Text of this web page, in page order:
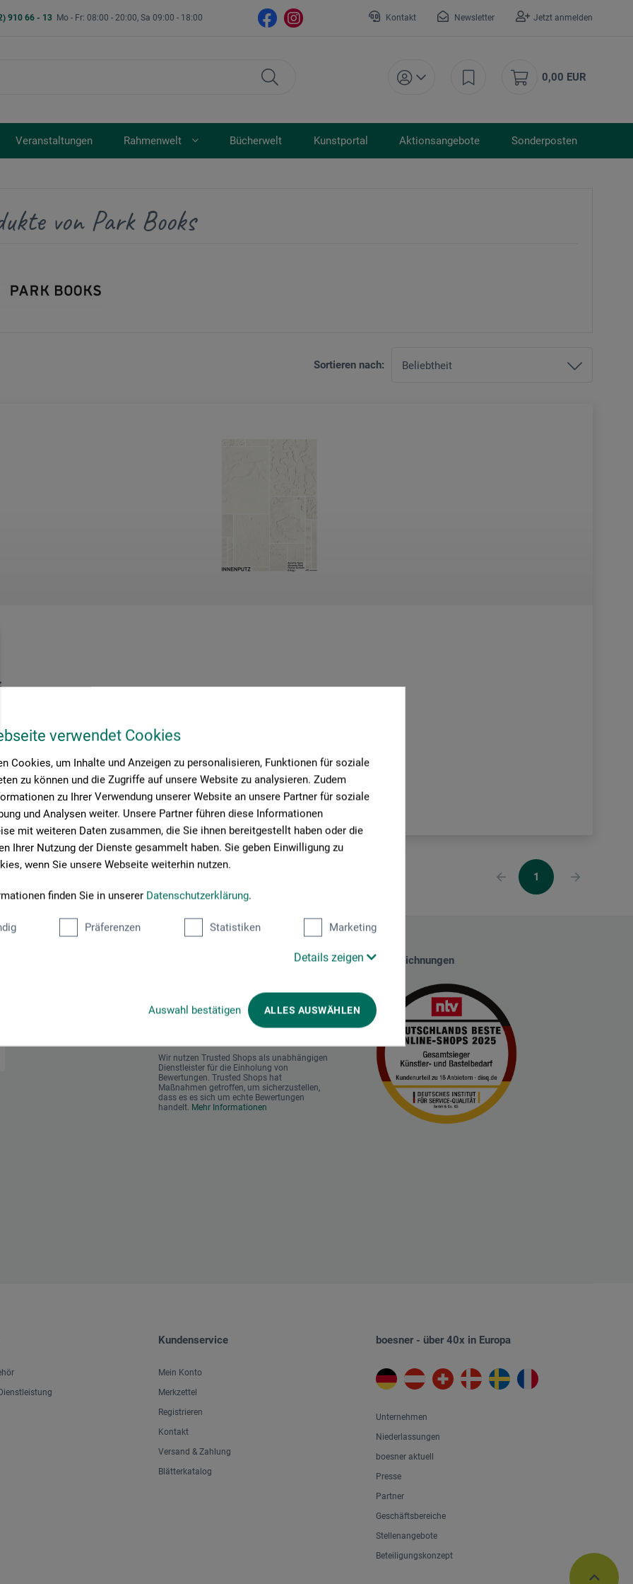
verwendet Cookies
Cookies, um Inhalte und Anzeigen zu personalisieren, Funktionen für soziale
zu können und die Zugriffe auf unsere Website zu analysieren. Zudem
zu Ihrer Verwendung unserer Website an unsere Partner für soziale
und Analysen weiter. Unsere Partner führen diese Informationen
mit weiteren Daten zusammen, die Sie ihnen bereitgestellt haben oder die
Ihrer Nutzung der Dienste gesammelt haben. Sie geben Einwilligung zu
wenn Sie unsere Webseite weiterhin nutzen.
finden Sie in unserer Datenschutzerklärung.
Präferenzen Statistiken Marketing
Details zeigen
Auswahl bestätigen ALLES AUSWÄHLEN
910 66 - 13 Mo - Fr: 08:00 - 20:00, Sa 09:00 - 18:00 Kontakt Newsletter Jetzt anmelden
0,00 EUR
Veranstaltungen Rahmenwelt Bücherwelt Kunstportal Aktionsangebote Sonderposten
von Park Books
Sortieren nach:
EUR *
1
Wir nutzen Trusted Shops als unabhängigen
Dienstleister für die Einholung von
Bewertungen. Trusted Shops hat
Maßnahmen getroffen, um sicherzustellen,
dass es es sich um echte Bewertungen
handelt. Mehr Informationen
Auszeichnungen
Kundenservice
Mein Konto
Merkzettel
Registrieren
Kontakt
Versand & Zahlung
Blätterkatalog
boesner - über 40x in Europa
Unternehmen
Niederlassungen
boesner aktuell
Presse
Partner
Geschäftsbereiche
Stellenangebote
Beteiligungskonzept